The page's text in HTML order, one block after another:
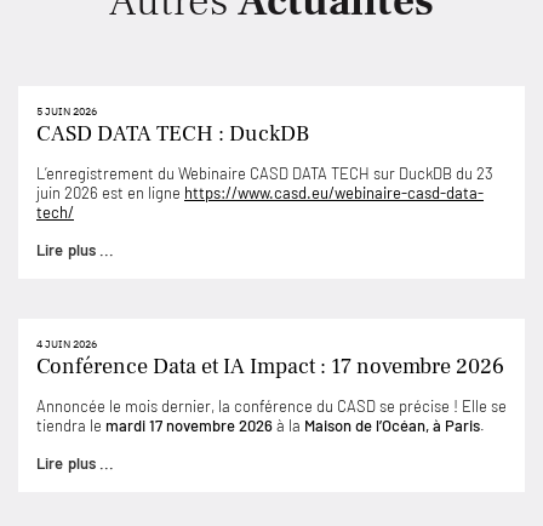
5 JUIN 2026
CASD DATA TECH : DuckDB
L’enregistrement du Webinaire CASD DATA TECH sur DuckDB du 23
juin 2026 est en ligne https://www.casd.eu/webinaire-casd-data-
tech/
Lire plus ...
4 JUIN 2026
Conférence Data et IA Impact : 17 novembre 2026
Annoncée le mois dernier, la conférence du CASD se précise ! Elle se
tiendra le mardi 17 novembre 2026à la Maison de l’Océan, à Paris.
Lire plus ...